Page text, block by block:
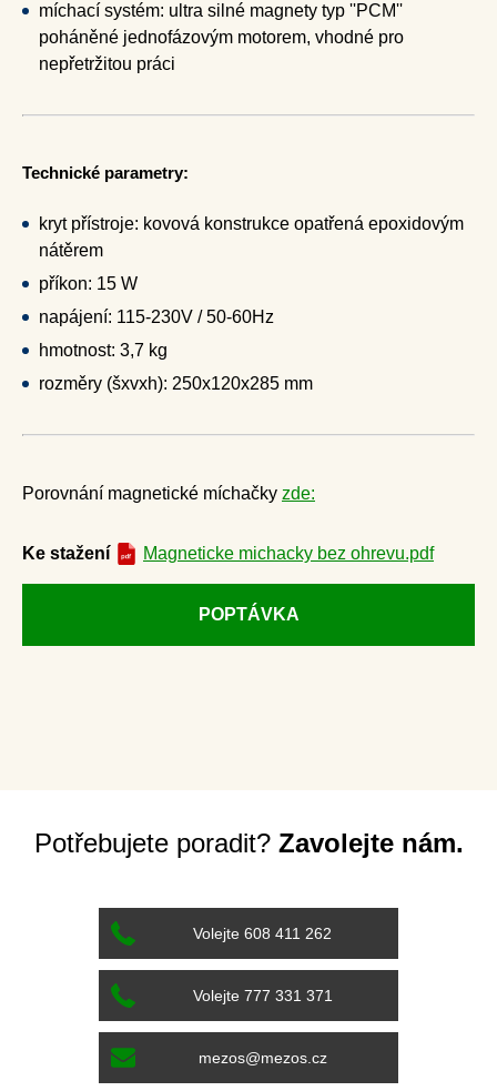
míchací systém: ultra silné magnety typ ''PCM''
poháněné jednofázovým motorem, vhodné pro
nepřetržitou práci
Technické parametry:
kryt přístroje: kovová konstrukce opatřená epoxidovým
nátěrem
příkon: 15 W
napájení: 115-230V / 50-60Hz
hmotnost: 3,7 kg
rozměry (šxvxh): 250x120x285 mm
Porovnání magnetické míchačky zde:
Ke stažení Magneticke michacky bez ohrevu.pdf
POPTÁVKA
Potřebujete poradit? Zavolejte nám.
Volejte 608 411 262
Volejte 777 331 371
mezos@mezos.cz